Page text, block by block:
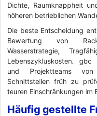
Dichte, Raumknappheit
höheren betrieblichen
Die beste Entscheidung
Bewertung von Rack-
Wasserstrategie,
Lebenszykluskosten. gbc
und Projektteams
Schnittstellen früh zu
teuren Einschränkungen im
Häufig gestellte